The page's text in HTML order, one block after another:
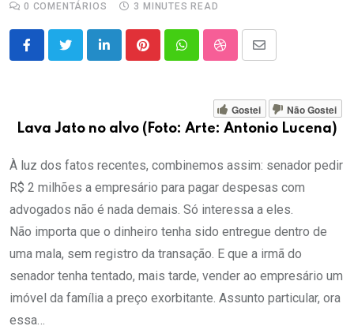
0 COMENTÁRIOS 3 MINUTES READ
LinkedInPinterestWhatsappStumbleUpon
Share
Email
Gostei
Não Gostei
Lava Jato no alvo (Foto: Arte: Antonio Lucena)
À luz dos fatos recentes, combinemos assim: senador pedir
R$ 2 milhões a empresário para pagar despesas com
advogados não é nada demais. Só interessa a eles.
Não importa que o dinheiro tenha sido entregue dentro de
uma mala, sem registro da transação. E que a irmã do
senador tenha tentado, mais tarde, vender ao empresário um
imóvel da família a preço exorbitante. Assunto particular, ora
essa…